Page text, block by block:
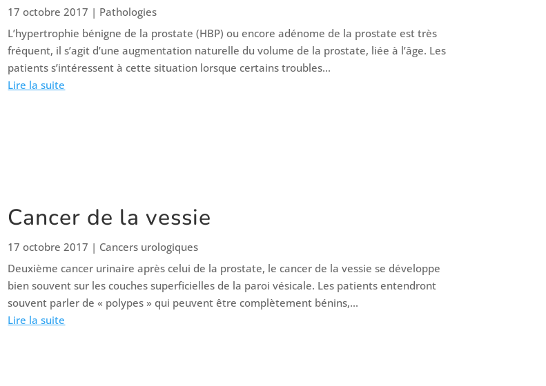
17 octobre 2017 | Pathologies
L’hypertrophie bénigne de la prostate (HBP) ou encore adénome de la prostate est très
fréquent, il s’agit d’une augmentation naturelle du volume de la prostate, liée à l’âge. Les
patients s’intéressent à cette situation lorsque certains troubles...
Lire la suite
Cancer de la vessie
17 octobre 2017 | Cancers urologiques
Deuxième cancer urinaire après celui de la prostate, le cancer de la vessie se développe
bien souvent sur les couches superficielles de la paroi vésicale. Les patients entendront
souvent parler de « polypes » qui peuvent être complètement bénins,...
Lire la suite